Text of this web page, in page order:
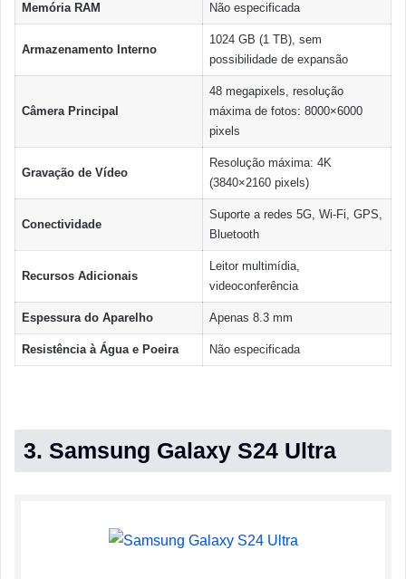
Memória RAM Não especificada
Armazenamento Interno
1024 GB (1 TB), sem
possibilidade de expansão
Câmera Principal
48 megapixels, resolução
máxima de fotos: 8000×6000
pixels
Gravação de Vídeo
Resolução máxima: 4K
(3840×2160 pixels)
Conectividade
Suporte a redes 5G, Wi-Fi, GPS,
Bluetooth
Recursos Adicionais
Leitor multimídia,
videoconferência
Espessura do Aparelho Apenas 8.3 mm
Resistência à Água e Poeira Não especificada
3. Samsung Galaxy S24 Ultra